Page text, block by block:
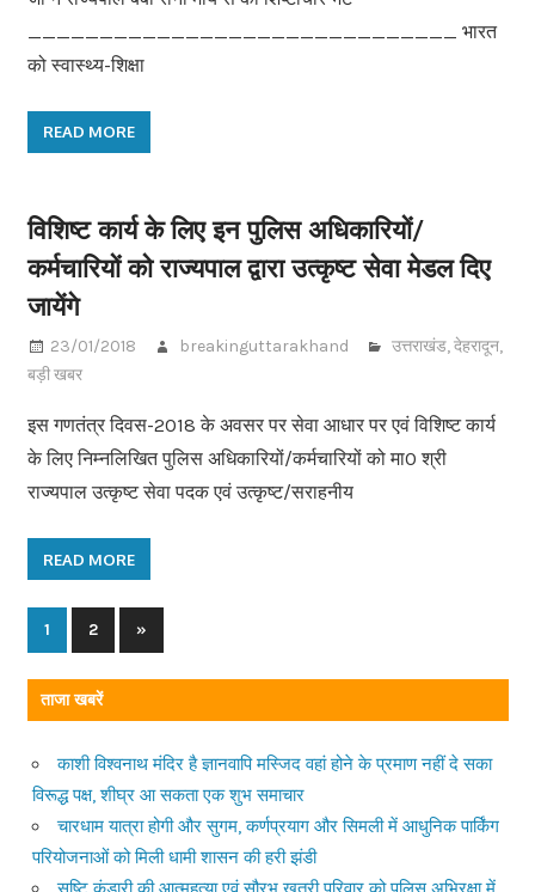
______________________________ भारत
को स्वास्थ्य-शिक्षा
READ MORE
विशिष्ट कार्य के लिए इन पुलिस अधिकारियों/
कर्मचारियों को राज्यपाल द्वारा उत्कृष्ट सेवा मेडल दिए
जायेंगे
23/01/2018 breakinguttarakhand उत्तराखंड,देहरादून,
बड़ी खबर
इस गणतंत्र दिवस-2018 के अवसर पर सेवा आधार पर एवं विशिष्ट कार्य
के लिए निम्नलिखित पुलिस अधिकारियों/कर्मचारियों को मा0 श्री
राज्यपाल उत्कृष्ट सेवा पदक एवं उत्कृष्ट/सराहनीय
READ MORE
Posts
navigation
1 2
Next
Posts
»
ताजा खबरें
काशी विश्वनाथ मंदिर है ज्ञानवापि मस्जिद वहां होने के प्रमाण नहीं दे सका
विरूद्ध पक्ष, शीघ्र आ सकता एक शुभ समाचार
चारधाम यात्रा होगी और सुगम, कर्णप्रयाग और सिमली में आधुनिक पार्किंग
परियोजनाओं को मिली धामी शासन की हरी झंडी